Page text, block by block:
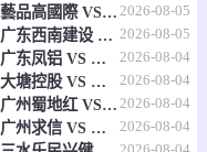
直播中
昆士兰大学
08月04日 佛山西甲足球联赛32强淘汰赛 藝品高國際 VS 湛江狂狼·粵辉能源 全场录像 2026-08-05
08月04日 佛山西甲足球联赛32强淘汰赛 广东西南建设 VS 香港圣徒 全场录像 2026-08-05
08月03日 佛山西甲足球联赛32强淘汰赛 广东凤铝 VS 湛江八部科技 全场录像 2026-08-04
08月03日 佛山西甲足球联赛32强淘汰赛 大塘控股 VS 茂名市点都得 全场录像 2026-08-04
08月03日 佛山西甲足球联赛32强淘汰赛 广州蜀地红 VS 广州戴拿模 全场录像 2026-08-04
08月03日 佛山西甲足球联赛32强淘汰赛 广州求信 VS 顺德新青年 全场录像 2026-08-04